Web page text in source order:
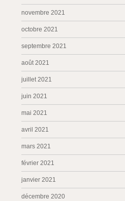
novembre 2021
octobre 2021
septembre 2021
août 2021
juillet 2021
juin 2021
mai 2021
avril 2021
mars 2021
février 2021
janvier 2021
décembre 2020